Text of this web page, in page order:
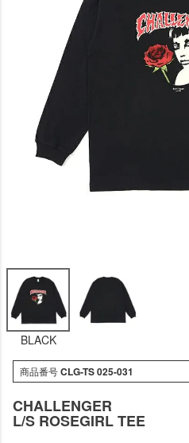
BLACK
商品番号CLG-TS 025-031
CHALLENGER
L/S ROSEGIRL TEE